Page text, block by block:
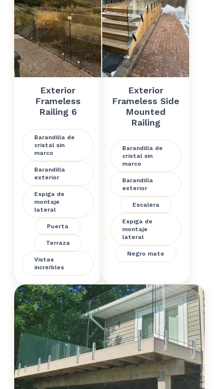
Exterior
Frameless
Railing 6
Barandilla de
cristal sin
marco
Barandilla
exterior
Espiga de
montaje
lateral
Puerta
Terraza
Vistas
increíbles
Exterior
Frameless Side
Mounted
Railing
Barandilla de
cristal sin
marco
Barandilla
exterior
Escalera
Espiga de
montaje
lateral
Negro mate